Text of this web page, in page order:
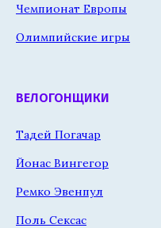
Чемпионат Европы
Олимпийские игры
ВЕЛОГОНЩИКИ
Тадей Погачар
Йонас Вингегор
Ремко Эвенпул
Поль Сексас